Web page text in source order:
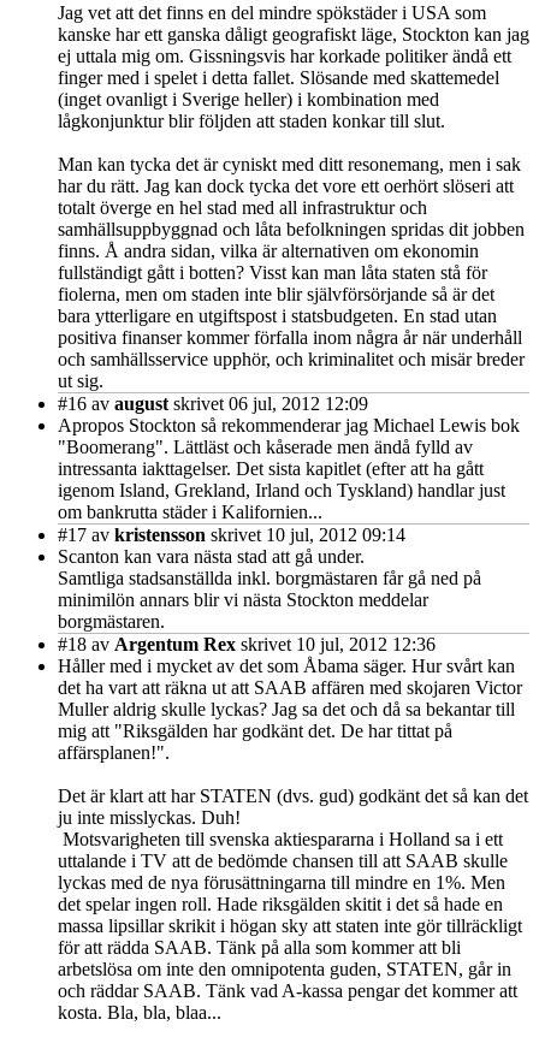
Jag vet att det finns en del mindre spökstäder i USA som
kanske har ett ganska dåligt geografiskt läge, Stockton kan jag
ej uttala mig om. Gissningsvis har korkade politiker ändå ett
finger med i spelet i detta fallet. Slösande med skattemedel
(inget ovanligt i Sverige heller) i kombination med
lågkonjunktur blir följden att staden konkar till slut.
Man kan tycka det är cyniskt med ditt resonemang, men i sak
har du rätt. Jag kan dock tycka det vore ett oerhört slöseri att
totalt överge en hel stad med all infrastruktur och
samhällsuppbyggnad och låta befolkningen spridas dit jobben
finns. Å andra sidan, vilka är alternativen om ekonomin
fullständigt gått i botten? Visst kan man låta staten stå för
fiolerna, men om staden inte blir självförsörjande så är det
bara ytterligare en utgiftspost i statsbudgeten. En stad utan
positiva finanser kommer förfalla inom några år när underhåll
och samhällsservice upphör, och kriminalitet och misär breder
ut sig.
#16 av august skrivet 06 jul, 2012 12:09
Apropos Stockton så rekommenderar jag Michael Lewis bok
"Boomerang". Lättläst och kåserade men ändå fylld av
intressanta iakttagelser. Det sista kapitlet (efter att ha gått
igenom Island, Grekland, Irland och Tyskland) handlar just
om bankrutta städer i Kalifornien...
#17 av kristensson skrivet 10 jul, 2012 09:14
Scanton kan vara nästa stad att gå under.
Samtliga stadsanställda inkl. borgmästaren får gå ned på
minimilön annars blir vi nästa Stockton meddelar
borgmästaren.
#18 av Argentum Rex skrivet 10 jul, 2012 12:36
Håller med i mycket av det som Åbama säger. Hur svårt kan
det ha vart att räkna ut att SAAB affären med skojaren Victor
Muller aldrig skulle lyckas? Jag sa det och då sa bekantar till
mig att "Riksgälden har godkänt det. De har tittat på
affärsplanen!".
Det är klart att har STATEN (dvs. gud) godkänt det så kan det
ju inte misslyckas. Duh!
Motsvarigheten till svenska aktiespararna i Holland sa i ett
uttalande i TV att de bedömde chansen till att SAAB skulle
lyckas med de nya förusättningarna till mindre en 1%. Men
det spelar ingen roll. Hade riksgälden skitit i det så hade en
massa lipsillar skrikit i högan sky att staten inte gör tillräckligt
för att rädda SAAB. Tänk på alla som kommer att bli
arbetslösa om inte den omnipotenta guden, STATEN, går in
och räddar SAAB. Tänk vad A-kassa pengar det kommer att
kosta. Bla, bla, blaa...